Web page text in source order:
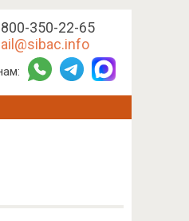
350-22-65